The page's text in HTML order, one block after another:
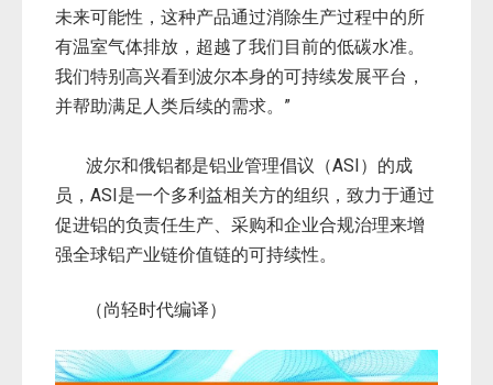
未来可能性，这种产品通过消除生产过程中的所
有温室气体排放，超越了我们目前的低碳水准。
我们特别高兴看到波尔本身的可持续发展平台，
并帮助满足人类后续的需求。”
波尔和俄铝都是铝业管理倡议（ASI）的成
员，ASI是一个多利益相关方的组织，致力于通过
促进铝的负责任生产、采购和企业合规治理来增
强全球铝产业链价值链的可持续性。
（尚轻时代编译）